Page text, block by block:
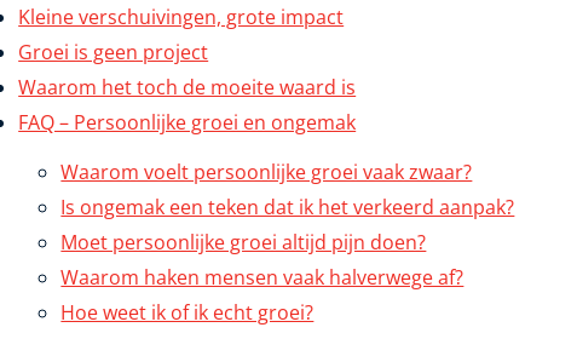
Kleine verschuivingen, grote impact
Groei is geen project
Waarom het toch de moeite waard is
FAQ – Persoonlijke groei en ongemak
Waarom voelt persoonlijke groei vaak zwaar?
Is ongemak een teken dat ik het verkeerd aanpak?
Moet persoonlijke groei altijd pijn doen?
Waarom haken mensen vaak halverwege af?
Hoe weet ik of ik echt groei?